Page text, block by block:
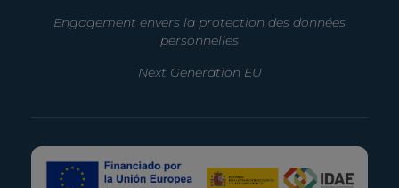
Engagement envers la protection des données
personnelles
Next Generation EU